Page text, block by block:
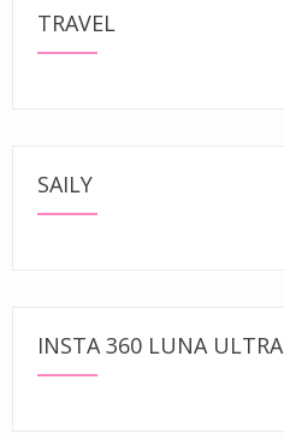
TRAVEL
SAILY
INSTA 360 LUNA ULTRA